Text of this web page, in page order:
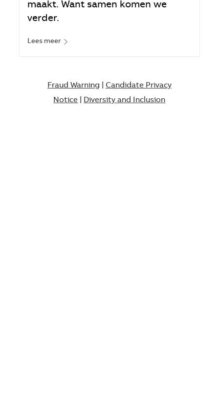
maakt. Want samen komen we
verder.
Lees meer
Fraud Warning
Candidate Privacy
Notice
Diversity and Inclusion​​​​​​​